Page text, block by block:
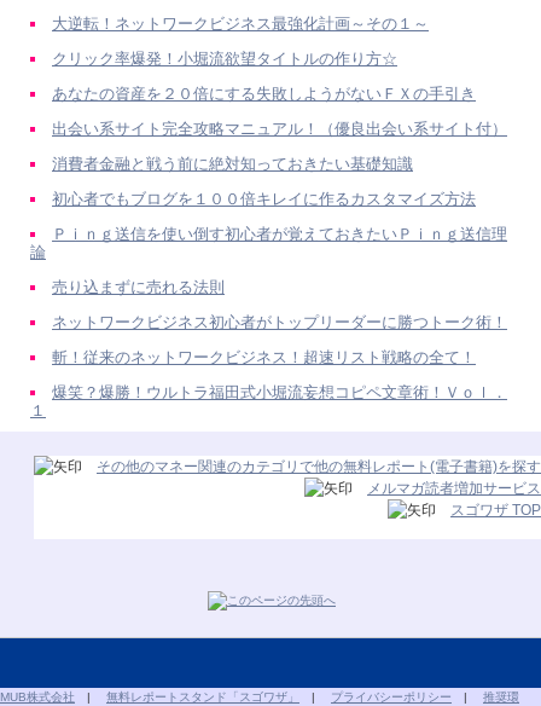
大逆転！ネットワークビジネス最強化計画～その１～
クリック率爆発！小堀流欲望タイトルの作り方☆
あなたの資産を２０倍にする失敗しようがないＦＸの手引き
出会い系サイト完全攻略マニュアル！（優良出会い系サイト付）
消費者金融と戦う前に絶対知っておきたい基礎知識
初心者でもブログを１００倍キレイに作るカスタマイズ方法
Ｐｉｎｇ送信を使い倒す初心者が覚えておきたいＰｉｎｇ送信理
論
売り込まずに売れる法則
ネットワークビジネス初心者がトップリーダーに勝つトーク術！
斬！従来のネットワークビジネス！超速リスト戦略の全て！
爆笑？爆勝！ウルトラ福田式小堀流妄想コピペ文章術！Ｖｏｌ．
１
その他のマネー関連のカテゴリで他の無料レポート(電子書籍)を探す
メルマガ読者増加サービス
スゴワザ TOP
MUB株式会社 | 無料レポートスタンド「スゴワザ」 | プライバシーポリシー | 推奨環